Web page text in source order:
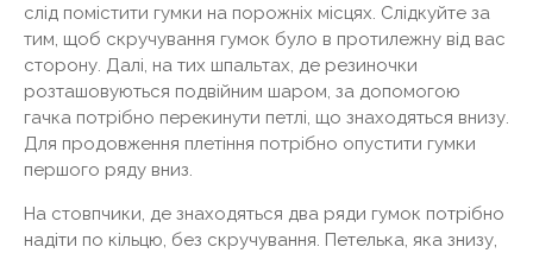
слід помістити гумки на порожніх місцях. Слідкуйте за
тим, щоб скручування гумок було в протилежну від вас
сторону. Далі, на тих шпальтах, де резиночки
розташовуються подвійним шаром, за допомогою
гачка потрібно перекинути петлі, що знаходяться внизу.
Для продовження плетіння потрібно опустити гумки
першого ряду вниз.
На стовпчики, де знаходяться два ряди гумок потрібно
надіти по кільцю, без скручування. Петелька, яка знизу,